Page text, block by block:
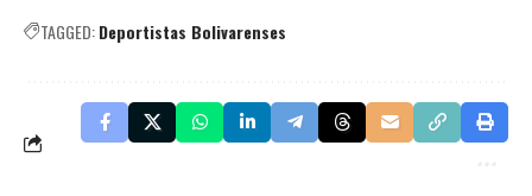
TAGGED:Deportistas Bolivarenses